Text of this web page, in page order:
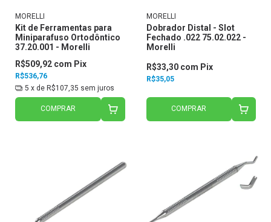
MORELLI
Kit de Ferramentas para
Miniparafuso Ortodôntico
37.20.001 - Morelli
R$536,76
R$509,92 com Pix
5 x de R$107,35 sem juros
COMPRAR
MORELLI
Dobrador Distal - Slot
Fechado .022 75.02.022 -
Morelli
R$35,05
R$33,30 com Pix
COMPRAR